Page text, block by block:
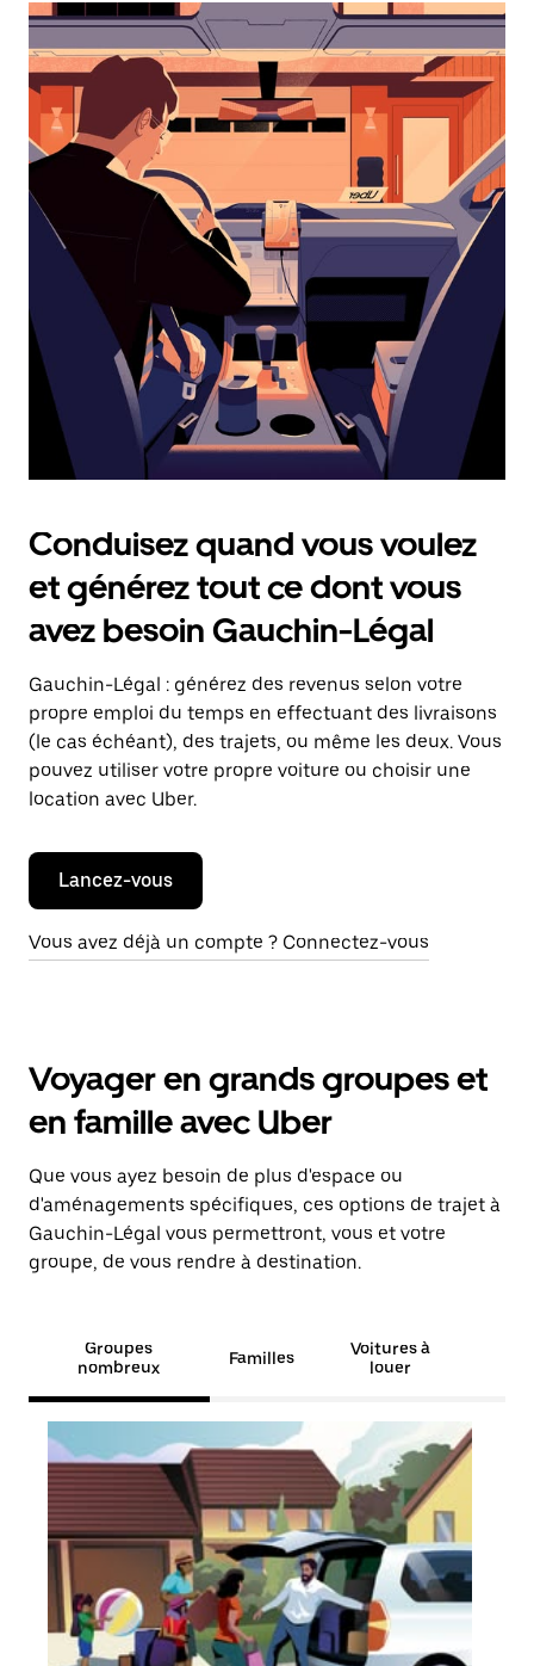
bas
ouvrir
le
calendrier
sélectionner
une
date.
Appuyez
sur
touche
pour
fermer
le
calendrier.
Conduisez quand vous voulez
et générez tout ce dont vous
avez besoin Gauchin-Légal
Gauchin-Légal : générez des revenus selon votre
propre emploi du temps en effectuant des livraisons
(le cas échéant), des trajets, ou même les deux. Vous
pouvez utiliser votre propre voiture ou choisir une
location avec Uber.
Lancez-vous
Vous avez déjà un compte ? Connectez-vous
Voyager en grands groupes et
en famille avec Uber
Que vous ayez besoin de plus d'espace ou
d'aménagements spécifiques, ces options de trajet à
Gauchin-Légal vous permettront, vous et votre
groupe, de vous rendre à destination.
Groupes
nombreux
Familles
Voitures à
louer